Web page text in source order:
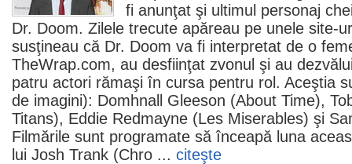
fi anunţat şi ultimul personaj
Dr. Doom. Zilele trecute apăreau pe unele site-
susţineau că Dr. Doom va fi interpretat de o
TheWrap.com, au desfiinţat zvonul şi au
patru actori rămaşi în cursa pentru rol. Aceştia
de imagini): Domhnall Gleeson (About Time),
Titans), Eddie Redmayne (Les Miserables) şi
Filmările sunt programate să înceapă luna
lui Josh Trank (Chro ... citeşte